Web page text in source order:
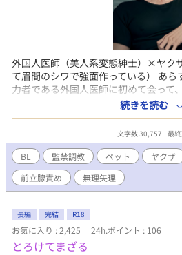
外国人医師（美人系変態紳士）×ヤク
て眉間のシワで強面作っている） あ
力者である外国人医師に初めて会って
れて、ペットになる話。 無理やり、ひ
なし）。快楽堕ち。 受け:名前 マサ
して高飛びした。強面、顰め面。常
ひげ。25歳。 攻め:名前 リンク サイ
る。産婦人科医。紳士的で美しい見た
態。 ※隠語、モロ語。 ※♡喘ぎ入りま
吹き。 ※攻めが受けをペット扱いして
嫌悪感抱く方は回れ右でお願いします
で、自己責任で閲覧お願いします。
作品になります。 https://
id=16692560
続きを読む
文字数 30,757 最
BL 監禁調教 ペット ヤクザ
前立腺責め
無理矢理
長編 完結 R18
お気に入り : 2,425 24h.ポイント : 106
とろけてまざる